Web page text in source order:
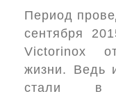
Период
сентября
Victorinox
жизни. Ведь
стали в